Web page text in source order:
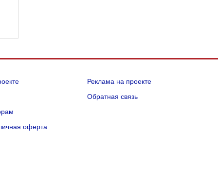
оферта
Реклама на проекте
Обратная связь